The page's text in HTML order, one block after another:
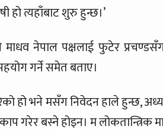
हो त्यहाँबाट शुरु हुन्छ।’
माधव नेपाल पक्षलाई फुटेर
गर्ने समेत बताए।
हो भने मसँग निवेदन हाले हुन्छ,
गरेर बस्ने होइन। म लोकतान्त्रिक